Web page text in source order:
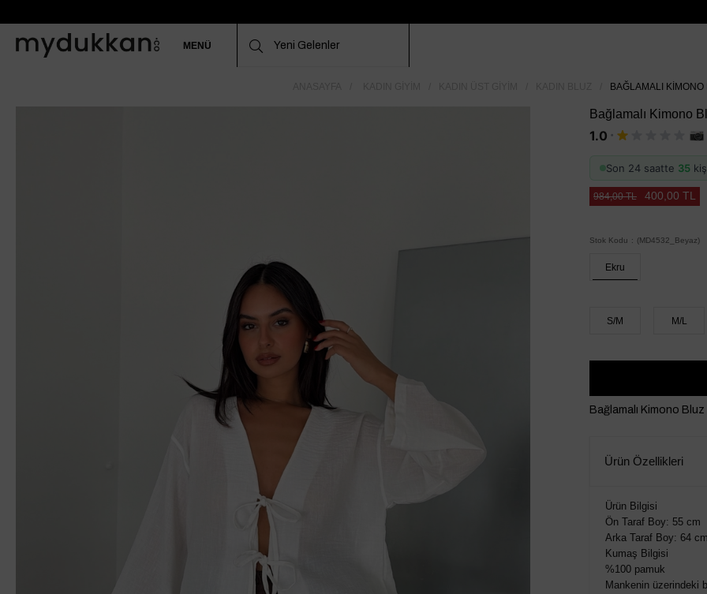
MENÜ
BAĞLAMALI KIMONO
Bağlamalı Kimono
1.0 ·
Son 24 saatte 35
984,00 TL 400,00 TL
Stok Kodu (MD4532_Beyaz)
Ekru
S/M M/L
Bağlamalı Kimono Bluz
Ürün Özellikleri
Ürün Bilgisi
Ön Taraf Boy: 55 cm
Arka Taraf Boy: 64 cm
Kumaş Bilgisi
%100 pamuk
Mankenin üzerindeki